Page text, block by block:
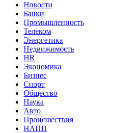
Новости
Банки
Промышленность
Телеком
Энергетика
Недвижимость
HR
Экономика
Бизнес
Спорт
Общество
Наука
Авто
Происшествия
НАПП